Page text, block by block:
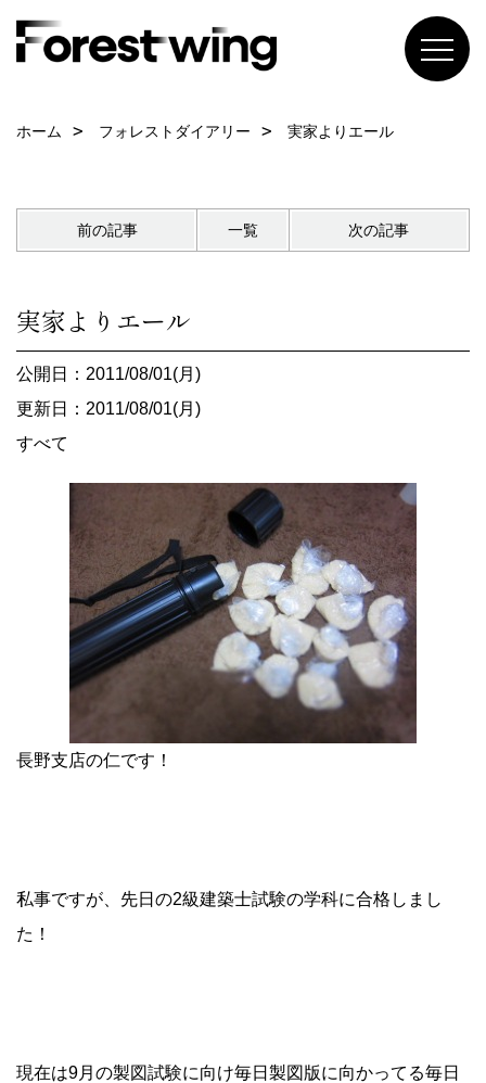
ホーム フォレストダイアリー 実家よりエール
前の記事 一覧 次の記事
実家よりエール
公開日：2011/08/01(月)
更新日：2011/08/01(月)
すべて
長野支店の仁です！
私事ですが、先日の2級建築士試験の学科に合格しまし
た！
現在は9月の製図試験に向け毎日製図版に向かってる毎日